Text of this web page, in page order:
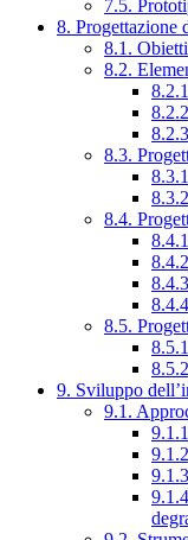
7.5.
8. Progettazione
8.1.
8.2.
8.3.
8.4.
8.5.
9. Sviluppo
9.1.